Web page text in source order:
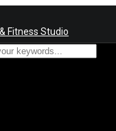
Fitness Studio